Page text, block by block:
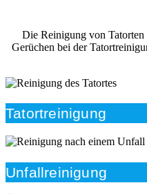
Die Reinigung von Tatorten
Gerüchen bei der
Tatortreinigung
Unfallreinigung